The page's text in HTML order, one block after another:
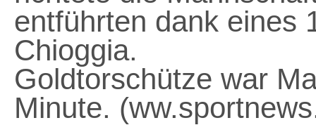
entführten dank eines
Chioggia.
Goldtorschütze war
Minute.